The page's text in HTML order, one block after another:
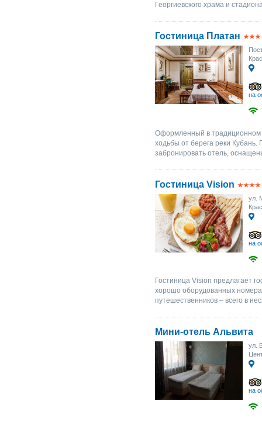
Георгиевского храма и
Гостиница Платан
на
Оформленный в традиционном
ходьбы от берега реки
забронировать отель,
Гостиница Vision
ул.
на
Гостиница Vision предлагает
хорошо оборудованных
путешественников – всего в
Мини-отель Альвита
ул.
на